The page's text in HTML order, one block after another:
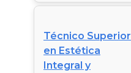
Técnico Superior
en Estética
Integral y